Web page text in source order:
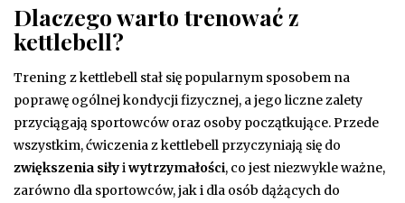
Dlaczego warto trenować z
kettlebell?
Trening z kettlebell stał się popularnym sposobem na
poprawę ogólnej kondycji fizycznej, a jego liczne zalety
przyciągają sportowców oraz osoby początkujące. Przede
wszystkim, ćwiczenia z kettlebell przyczyniają się do
zwiększenia siłyiwytrzymałości, co jest niezwykle ważne,
zarówno dla sportowców, jak i dla osób dążących do